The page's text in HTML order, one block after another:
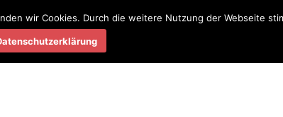
Ergebnisse
2025
wir Cookies. Durch die weitere Nutzung der Webseite